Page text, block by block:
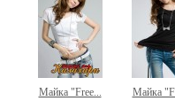
Майка "Free...
Майка